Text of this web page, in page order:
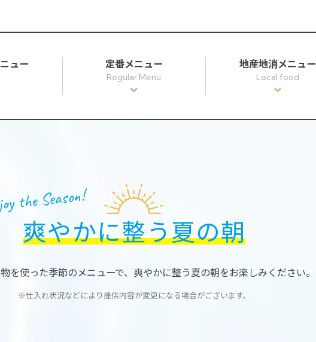
ュー 定番メニュー
Regular Menu
地産地消メニュー
Local food
the Season!
爽やかに整う夏の朝
を使った季節のメニューで、 爽やかに整う夏の朝をお楽しみください。
※仕入れ状況などにより提供内容が変更になる場合がございます。